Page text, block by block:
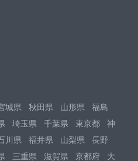
城県 秋田県 山形県
福島
埼玉県 千葉県 東京都
神
川県 福井県 山梨県
長野
三重県 滋賀県 京都府 大